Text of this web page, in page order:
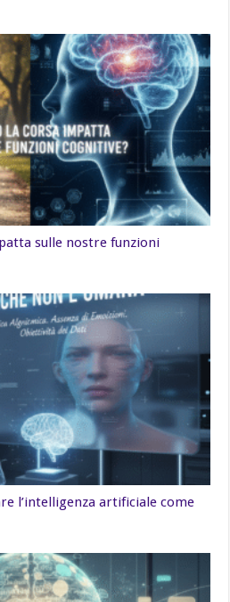
sulle nostre funzioni
l’intelligenza artificiale come